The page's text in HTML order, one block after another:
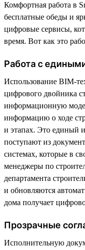
Комфортная работа в
бесплатные обеды и
цифровые сервисы,
время. Вот как это
Работа с
Использование BIM-
цифрового двойника
информационную
информацию о ходе
и этапах. Это единый
поступают из
системах, которые в
менеджеры по
департамента
и обновляются
дома получает
Прозрачные
Исполнительную